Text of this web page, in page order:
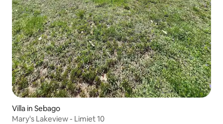
Villa in Sebago
Mary's Lakeview - Limiet 10